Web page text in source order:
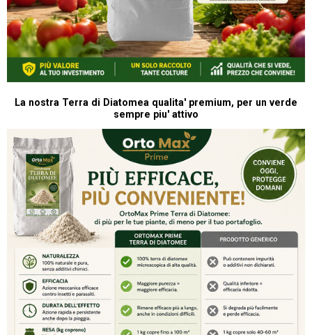
La nostra Terra di Diatomea qualita' premium, per un verde
sempre piu' attivo